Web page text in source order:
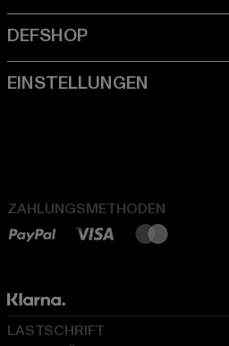
ZAHLUNGSMETHODEN
LASTSCHRIFT